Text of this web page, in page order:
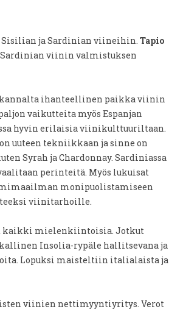
Sisilian ja Sardinian viineihin. Tapio
viinin valmistuksen
kannalta ihanteellinen paikka viinin
vaikutteita myös Espanjan
hyvin erilaisia viinikulttuuriltaan.
uuteen tekniikkaan ja sinne on
Syrah ja Chardonnay. Sardiniassa
perinteitä. Myös lukuisat
monipuolistamiseen
viinitarhoille.
kaikki mielenkiintoisia. Jotkut
Insolia-rypäle hallitsevana ja
Lopuksi maisteltiin italialaista ja
viinien nettimyyntiyritys. Verot